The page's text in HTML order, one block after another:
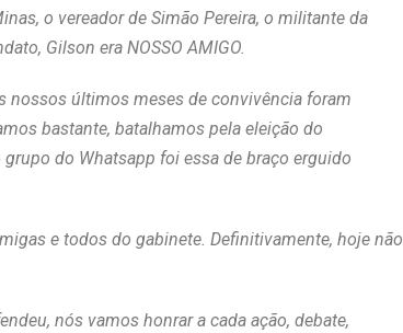
o vereador de Simão Pereira, o militante da
Gilson era NOSSO AMIGO.
nossos últimos meses de convivência foram
bastante, batalhamos pela eleição do
do Whatsapp foi essa de braço erguido
e todos do gabinete. Definitivamente, hoje não
nós vamos honrar a cada ação, debate,